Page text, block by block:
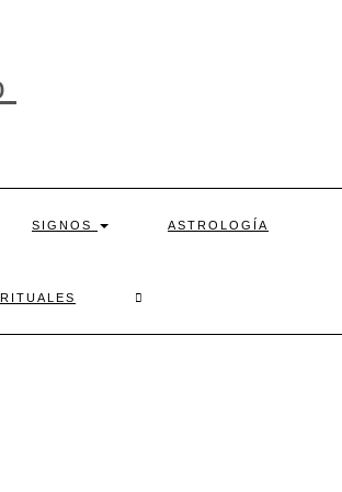
SIGNOS ASTROLOGÍA
RITUALES